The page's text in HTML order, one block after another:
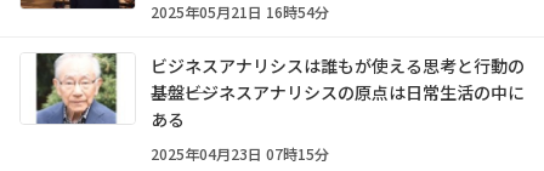
2025年05月21日 16時54分
ビジネスアナリシスは誰もが使える思考と行動の
基盤――ビジネスアナリシスの原点は日常生活の中に
ある
2025年04月23日 07時15分